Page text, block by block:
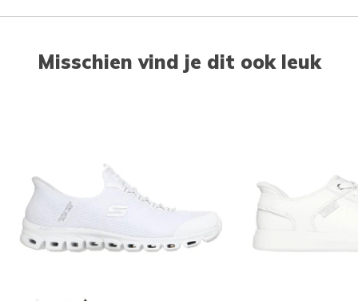
Misschien vind je dit ook leuk